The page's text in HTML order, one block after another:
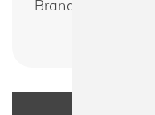
Branding auf